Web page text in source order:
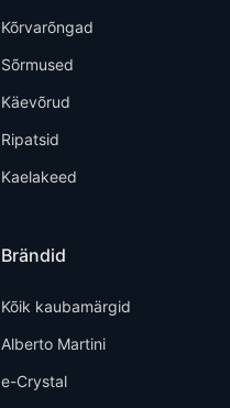
Kõrvarõngad
Sõrmused
Käevõrud
Ripatsid
Kaelakeed
Brändid
Kõik kaubamärgid
Alberto Martini
e-Crystal